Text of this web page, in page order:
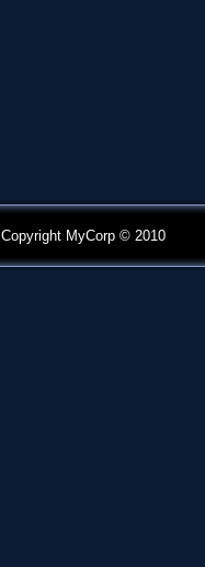
Copyright MyCorp © 2010